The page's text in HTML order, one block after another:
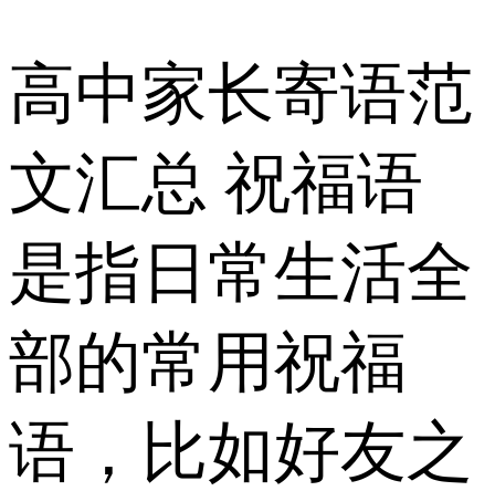
高中家长寄语范
文汇总 祝福语
是指日常生活全
部的常用祝福
语，比如好友之